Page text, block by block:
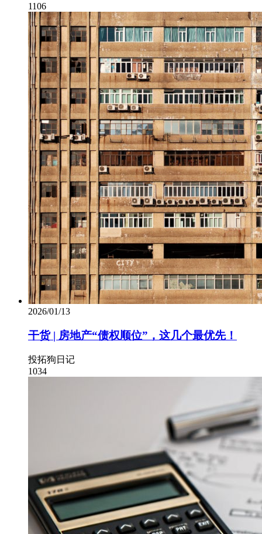
1106
2026/01/13
干货 | 房地产“债权顺位”，这几个最优先！
投拓狗日记
1034